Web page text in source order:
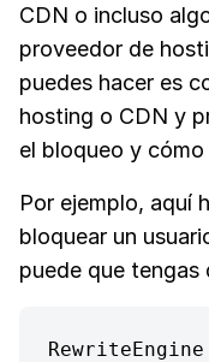
CDN o incluso
proveedor de
puedes hacer es
hosting o CDN y
el bloqueo y
Por ejemplo, aquí
bloquear un
puede que tengas
RewriteEngine